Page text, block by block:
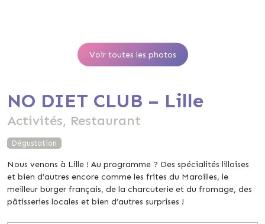
Voir toutes les photos
NO DIET CLUB – Lille
Activités, Restaurant
Dégustation
Nous venons à Lille ! Au programme ? Des spécialités lilloises
et bien d’autres encore comme les frites du Maroilles, le
meilleur burger français, de la charcuterie et du fromage, des
pâtisseries locales et bien d’autres surprises !